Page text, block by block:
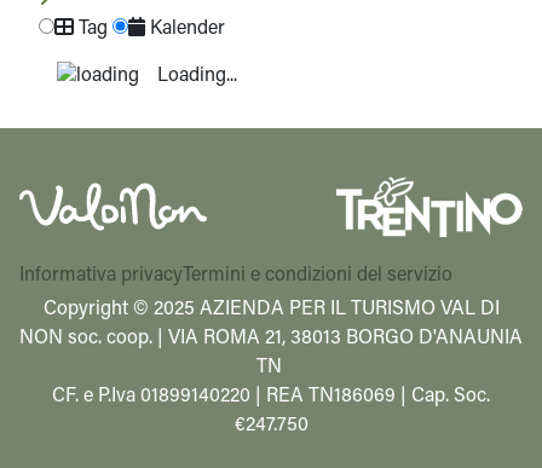
Tag Kalender
Loading...
Informativa privacy Termini e condizioni del servizio
Copyright © 2025 AZIENDA PER IL TURISMO VAL DI
NON soc. coop. | VIA ROMA 21, 38013 BORGO D'ANAUNIA
TN
CF. e P.Iva 01899140220 | REA TN186069 | Cap. Soc.
€247.750